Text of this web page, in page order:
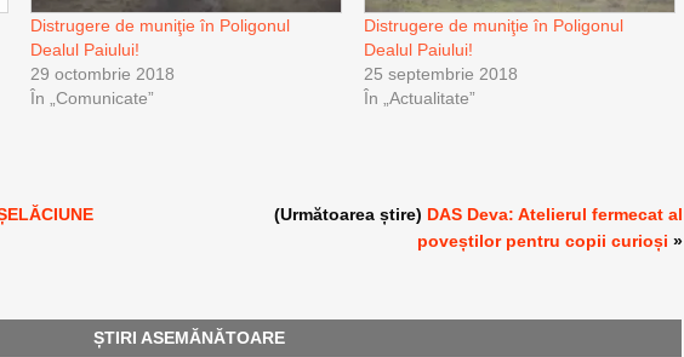
Distrugere de muniţie în Poligonul
Dealul Paiului!
29 octombrie 2018
În „Comunicate”
Distrugere de muniţie în Poligonul
Dealul Paiului!
25 septembrie 2018
În „Actualitate”
(Următoarea știre) DAS Deva: Atelierul fermecat al
poveștilor pentru copii curioși »
ȘTIRI ASEMĂNĂTOARE